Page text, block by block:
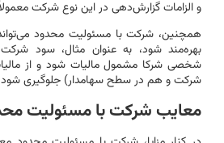
و الزامات گزارش‌دهی در این نوع شرکت
همچنین، شرکت با مسئولیت محدود
بهره‌مند شود، به عنوان مثال، سود شرکت
شخصی شرکا مشمول مالیات شود و از
شرکت و هم در سطح سهامدار) جلوگیری
معایب شرکت با مسئولیت